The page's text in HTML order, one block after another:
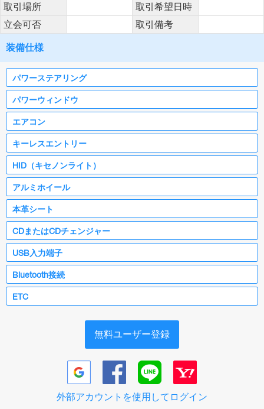
取引場所
取引希望日時
立会可否
取引備考
装備仕様
パワーステアリング
パワーウィンドウ
エアコン
キーレスエントリー
HID（キセノンライト）
アルミホイール
本革シート
CDまたはCDチェンジャー
USB入力端子
Bluetooth接続
ETC
無料ユーザー登録
外部アカウントを使用してログイン